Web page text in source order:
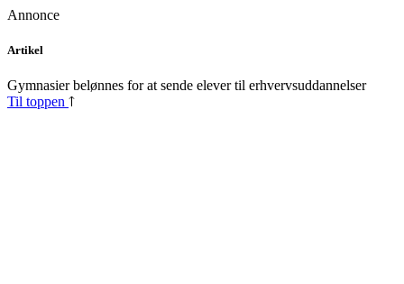
Annonce
Skip
content
Artikel
Gymnasier belønnes for at sende elever til erhvervsuddannelser
Til toppen